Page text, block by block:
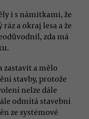
i s námitkami, že
a okraj lesa a že
zda má
zastavit a mělo
stavby, protože
nelze dále
odmítá stavební
ze systémové